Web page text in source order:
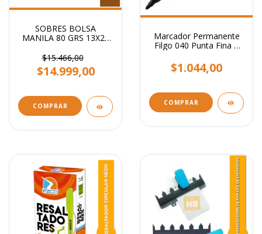
SOBRES BOLSA
MANILA 80 GRS 13X25
$15.466,00
$14.999,00
COMPRAR
Marcador Permanente
Filgo 040 Punta Fina 1
$1.044,00